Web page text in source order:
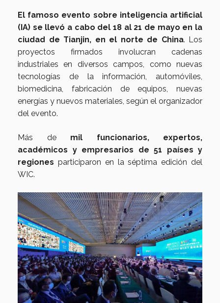
El famoso evento sobre inteligencia artificial
(IA) se llevó a cabo del 18 al 21 de mayo en la
ciudad de Tianjin, en el norte de China. Los
proyectos firmados involucran cadenas
industriales en diversos campos, como nuevas
tecnologías de la información, automóviles,
biomedicina, fabricación de equipos, nuevas
energías y nuevos materiales, según el organizador
del evento.
Más de mil funcionarios, expertos,
académicos y empresarios de 51 países y
regiones participaron en la séptima edición del
WIC.